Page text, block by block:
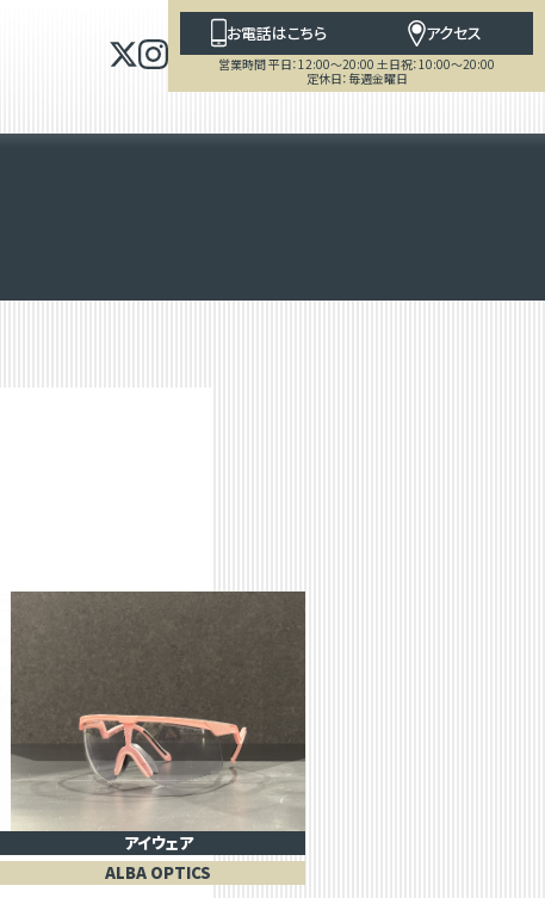
お電話はこちら アクセス
営業時間 平日：12:00～20:00 土日祝：10:00～20:00
定休日：毎週金曜日
アイウェア
ALBA OPTICS